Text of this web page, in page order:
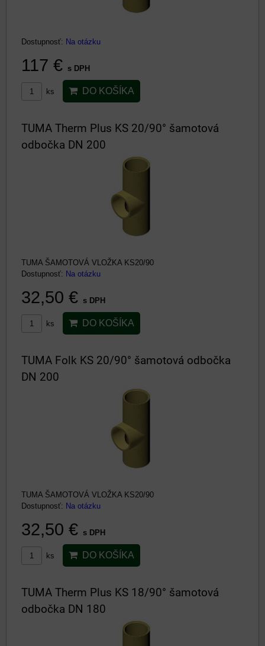
Dostupnosť: Na otázku
117 € s DPH
ks DO KOŠÍKA
TUMA Therm Plus KS 20/90° šamotová
odbočka DN 200
TUMA ŠAMOTOVÁ VLOŽKA KS20/90
Dostupnosť: Na otázku
32,50 € s DPH
ks DO KOŠÍKA
TUMA Folk KS 20/90° šamotová odbočka
DN 200
TUMA ŠAMOTOVÁ VLOŽKA KS20/90
Dostupnosť: Na otázku
32,50 € s DPH
ks DO KOŠÍKA
TUMA Therm Plus KS 18/90° šamotová
odbočka DN 180